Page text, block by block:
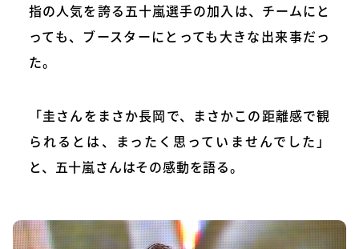
指の人気を誇る五十嵐選手の加入は、チームにと
っても、ブースターにとっても大きな出来事だっ
た。
「圭さんをまさか長岡で、まさかこの距離感で観
られるとは、まったく思っていませんでした」
と、五十嵐さんはその感動を語る。